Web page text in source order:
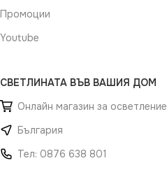
Промоции
Youtube
СВЕТЛИНАТА ВЪВ ВАШИЯ ДОМ
Онлайн магазин за осветление
България
Тел: 0876 638 801